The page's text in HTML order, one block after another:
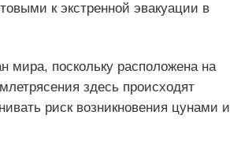
к экстренной эвакуации в
мира, поскольку расположена на
здесь происходят
риск возникновения цунами и